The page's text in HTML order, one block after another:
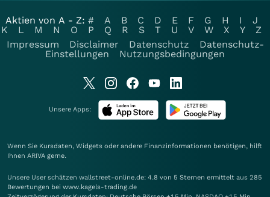
Aktien von A - Z: # A B C D E F G H I
J
K
L M N O P Q R S T U V W X Y
Z
Impressum
Disclaimer Datenschutz
Datenschutz-
Einstellungen
Nutzungsbedingungen
Unsere Apps:
Wenn Sie Kursdaten, Widgets oder andere Finanzinformationen benötigen, hilft
Ihnen ARIVA gerne.
Unsere User schätzen wallstreet-online.de: 4.8 von 5 Sternen ermittelt aus 285
Bewertungen bei www.kagels-trading.de